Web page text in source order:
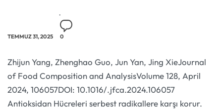
TEMMUZ 31, 2025 0
Zhijun Yang, Zhenghao Guo, Jun Yan, Jing XieJournal
of Food Composition and AnalysisVolume 128, April
2024, 106057DOI: 10.1016/.jfca.2024.106057
Antioksidan Hücreleri serbest radikallere karşı korur.